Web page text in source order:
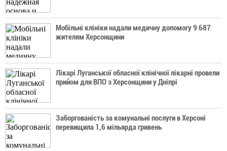
Мобільні клініки надали медичну допомогу 9 687
жителям Херсонщини
Лікарі Луганської обласної клінічної лікарні провели
прийом для ВПО з Херсонщини у Дніпрі
Заборгованість за комунальні послуги в Херсоні
перевищила 1,6 мільярда гривень